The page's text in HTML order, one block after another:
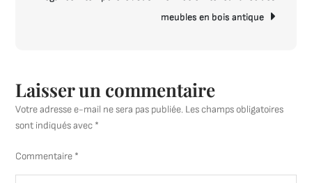
du
meubles en bois antique
Laisser un commentaire
Votre adresse e-mail ne sera pas publiée. Les champs obligatoires
sont indiqués avec *
Commentaire *